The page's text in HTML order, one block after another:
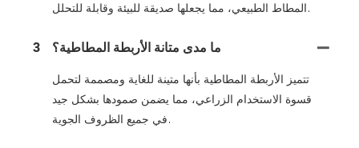
المطاط الطبيعي، مما يجعلها صديقة للبيئة وقابلة للتحلل.
3 ما مدى متانة الأربطة المطاطية؟
تتميز الأربطة المطاطية بأنها متينة للغاية ومصممة لتحمل
قسوة الاستخدام الزراعي، مما يضمن صمودها بشكل جيد
في جميع الظروف الجوية.